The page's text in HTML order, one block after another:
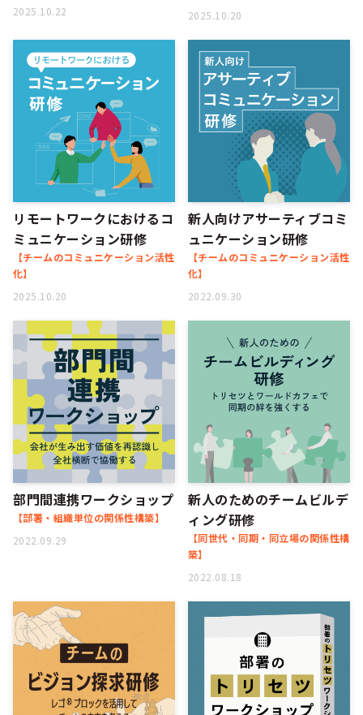
2025.10.22
2025.10.20
リモートワークにおけるコ
ミュニケーション研修
【チームのコミュニケーション活性
化】
2025.10.20
新人向けアサーティブコミ
ュニケーション研修
【チームのコミュニケーション活性
化】
2022.09.30
部門間連携ワークショップ
【部署・組織単位の関係性構築】
2022.09.29
新人のためのチームビルデ
ィング研修
【同世代・同期・同立場の関係性構
築】
2022.08.18